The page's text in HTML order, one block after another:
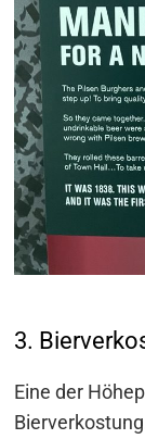
3.
Eine der